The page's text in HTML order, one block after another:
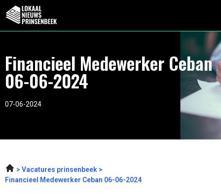
Financieel Medewerker Ceban
06-06-2024
07-06-2024
Vacatures prinsenbeek
Financieel Medewerker Ceban 06-06-2024